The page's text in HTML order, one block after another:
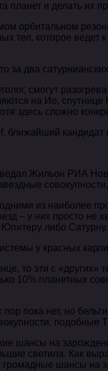
планет и делать их
орбитальном
тел, которое
за два
смогут
на Ио,
здесь сложно
ближайший
Жильон РИА
из наиболее
– у них просто не
либо Сатурну.
у красных
то эти с «других»
10% планетных
пока нет, но
шансы на
светила. Как
громадные шансы